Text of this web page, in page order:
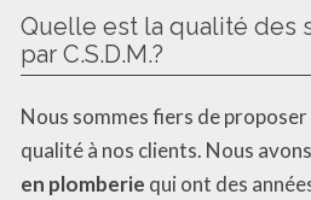
Quelle est la qualité des
par C.S.D.M.?
Nous sommes fiers de
qualité à nos clients. Nous
en plomberie qui ont des